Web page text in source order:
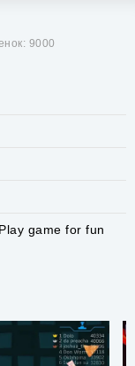
9000
game for fun